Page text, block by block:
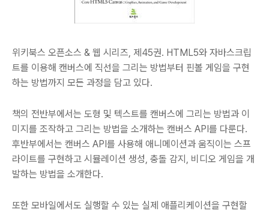
위키북스 오픈소스 & 웹 시리즈, 제45권. HTML5와 자바스크립
트를 이용해 캔버스에 직선을 그리는 방법부터 핀볼 게임을 구현
하는 방법까지 모든 과정을 담고 있다.
책의 전반부에서는 도형 및 텍스트를 캔버스에 그리는 방법과 이
미지를 조작하고 그리는 방법을 소개하는 캔버스 API를 다룬다.
후반부에서는 캔버스 API를 사용해 애니메이션과 움직이는 스프
라이트를 구현하고 시뮬레이션 생성, 충돌 감지, 비디오 게임을 개
발하는 방법을 소개한다.
또한 모바일에서도 실행할 수 있는 실제 애플리케이션을 구현할